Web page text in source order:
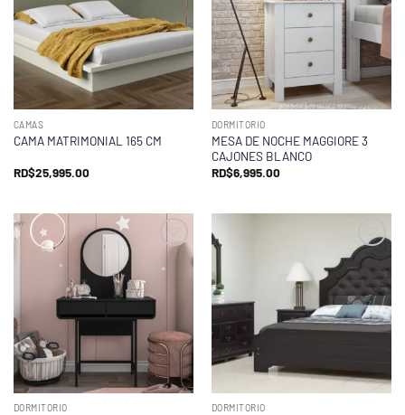
CAMAS
CAMA MATRIMONIAL 165 CM
RD$25,995.00
DORMITORIO
MESA DE NOCHE MAGGIORE 3
CAJONES BLANCO
RD$6,995.00
DORMITORIO DORMITORIO